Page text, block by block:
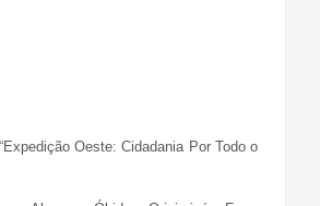
Oeste: Cidadania Por Todo o